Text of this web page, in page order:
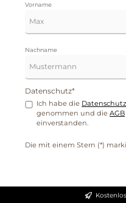
Vorname
Nachname
Datenschutz*
Ich habe die
genommen und dieAGB
einverstanden.
Die mit einem Stern (*)